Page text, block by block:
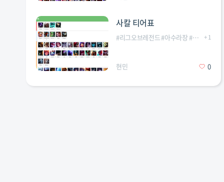
사칼 티어표
#리그오브레전드#아수라장#칼바람
+1
현민 0